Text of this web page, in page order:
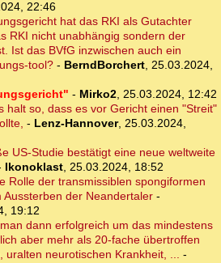
22:46
hat das RKI als Gutachter
RKI nicht unabhängig sondern der
Ist das BVfG inzwischen auch ein
tool? - BerndBorchert, 25.03.2024,
- Mirko2, 25.03.2024, 12:42
halt so, dass es vor Gericht einen "Streit"
- Lenz-Hannover, 25.03.2024,
US-Studie bestätigt eine neue weltweite
Ikonoklast, 25.03.2024, 18:52
Rolle der transmissiblen spongiformen
Aussterben der Neandertaler -
19:12
dann erfolgreich um das mindestens
aber mehr als 20-fache übertroffen
uralten neurotischen Krankheit, ... -